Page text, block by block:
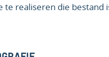
realiseren die bestand